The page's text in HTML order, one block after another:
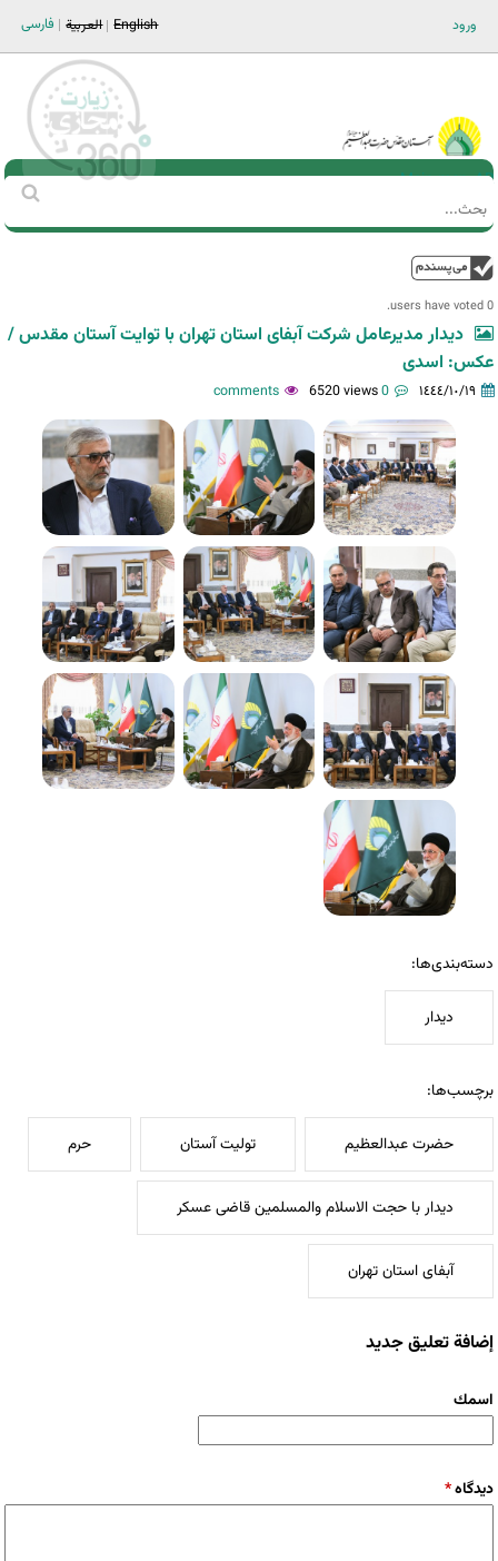
ورود فارسی العربية English
Main men-AR
استمارة
‏
0 users have voted.
دیدار مدیرعامل شرکت آبفای استان تهران با توایت آستان مقدس /
عکس: اسدی
١٤٤٤/١٠/١٩ 0 comments
6520 views
دسته‌بندی‌ها:
دیدار
برچسب‌ها:
حضرت عبدالعظیم تولیت آستان حرم
دیدار با حجت الاسلام والمسلمین قاضی عسکر
آبفای استان تهران
إضافة تعليق جديد
‏اسمك ‏
‏دیدگاه ‏*